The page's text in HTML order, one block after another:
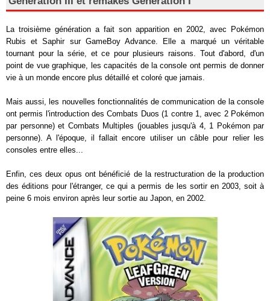
La troisième génération a fait son apparition en 2002, avec Pokémon
Rubis et Saphir sur GameBoy Advance. Elle a marqué un véritable
tournant pour la série, et ce pour plusieurs raisons. Tout d'abord, d'un
point de vue graphique, les capacités de la console ont permis de donner
vie à un monde encore plus détaillé et coloré que jamais.
Mais aussi, les nouvelles fonctionnalités de communication de la console
ont permis l'introduction des Combats Duos (1 contre 1, avec 2 Pokémon
par personne) et Combats Multiples (jouables jusqu'à 4, 1 Pokémon par
personne). A l'époque, il fallait encore utiliser un câble pour relier les
consoles entre elles...
Enfin, ces deux opus ont bénéficié de la restructuration de la production
des éditions pour l'étranger, ce qui a permis de les sortir en 2003, soit à
peine 6 mois environ après leur sortie au Japon, en 2002.